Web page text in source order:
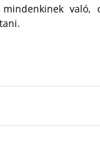
való,